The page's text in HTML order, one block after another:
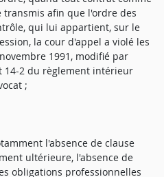
afin que l'ordre des
qui lui appartient, sur le
la cour d'appel a violé les
1991, modifié par
14-2 du règlement intérieur
;
l'absence de clause
ultérieure, l'absence de
obligations professionnelles